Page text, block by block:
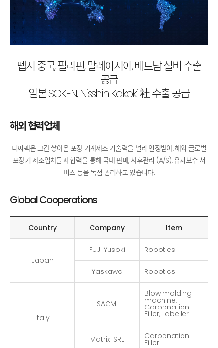
오시는길
펩시 중국, 필리핀, 말레이시아, 베트남 설비 수출
공급
일본 SOKEN, Nisshin Kakoki 社 수출 공급
해외 협력업체
디씨팩은 그간 쌓아온 포장 기계제조 기술력을 널리 인정받아, 해외 글로벌
포장기 제조업체들과 협력을 통해 국내 판매,사후관리 (A/S), 유지보수 서
비스 등을 독점 관리하고 있습니다.
Global Cooperations
Country Company Item
Japan
FUJI Yusoki Robotics
Yaskawa Robotics
Italy
SACMI
Blow molding
machine,
Carbonation
Filler, Labeller
Matrix-SRL Carbonation
Filler